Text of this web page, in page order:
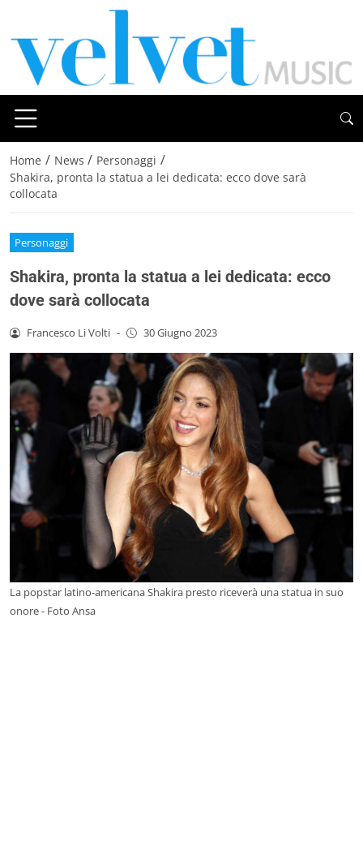
Home / News / Personaggi /
Shakira, pronta la statua a lei dedicata: ecco dove sarà
collocata
Personaggi
Shakira, pronta la statua a lei dedicata: ecco
dove sarà collocata
Francesco Li Volti - 30 Giugno 2023
La popstar latino-americana Shakira presto riceverà una statua in suo
onore - Foto Ansa